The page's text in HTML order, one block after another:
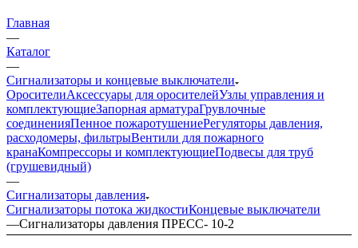
Главная
—
Каталог
—
Сигнализаторы и концевые выключатели
ОросителиАксессуары для оросителейУзлы управления и
комплектующиеЗапорная арматураГрувлочные
соединенияПенное пожаротушениеРегуляторы давления,
расходомеры, фильтрыВентили для пожарного
кранаКомпрессоры и комплектующиеПодвесы для труб
(грушевидный)
—
Сигнализаторы давления
Сигнализаторы потока жидкостиКонцевые выключатели
—Сигнализаторы давления ПРЕСС- 10-2